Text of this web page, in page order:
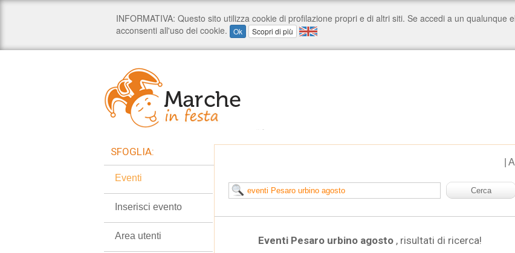
Eventi Pesaro urbino agosto , risultati di ricerca!
SFOGLIA:
Eventi
Inserisci evento
Area utenti